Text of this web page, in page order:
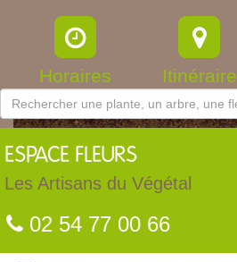
Horaires Itinéraire
ESPACE FLEURS
Les Artisans du Végétal
02 54 77 00 66